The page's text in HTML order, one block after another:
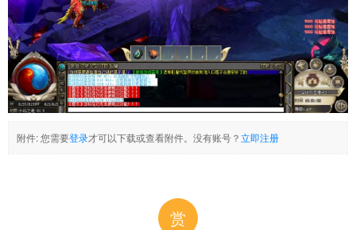
附件:您需要登录才可以下载或查看附件。没有账号？立即注册
赏